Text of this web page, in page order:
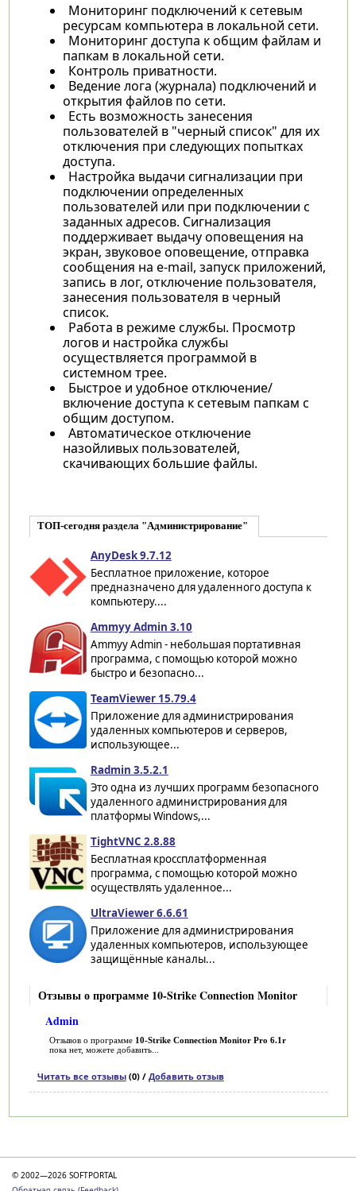
Мониторинг подключений к сетевым
ресурсам компьютера в локальной сети.
Мониторинг доступа к общим файлам и
папкам в локальной сети.
Контроль приватности.
Ведение лога (журнала) подключений и
открытия файлов по сети.
Есть возможность занесения
пользователей в "черный список" для их
отключения при следующих попытках
доступа.
Настройка выдачи сигнализации при
подключении определенных
пользователей или при подключении с
заданных адресов. Сигнализация
поддерживает выдачу оповещения на
экран, звуковое оповещение, отправка
сообщения на e-mail, запуск приложений,
запись в лог, отключение пользователя,
занесения пользователя в черный
список.
Работа в режиме службы. Просмотр
логов и настройка службы
осуществляется программой в
системном трее.
Быстрое и удобное отключение/
включение доступа к сетевым папкам с
общим доступом.
Автоматическое отключение
назойливых пользователей,
скачивающих большие файлы.
ТОП-сегодня раздела "Администрирование"
AnyDesk 9.7.12
Бесплатное приложение, которое
предназначено для удаленного доступа к
компьютеру....
Ammyy Admin 3.10
Ammyy Admin - небольшая портативная
программа, с помощью которой можно
быстро и безопасно...
TeamViewer 15.79.4
Приложение для администрирования
удаленных компьютеров и серверов,
использующее...
Radmin 3.5.2.1
Это одна из лучших программ безопасного
удаленного администрирования для
платформы Windows,...
TightVNC 2.8.88
Бесплатная кроссплатформенная
программа, с помощью которой можно
осуществлять удаленное...
UltraViewer 6.6.61
Приложение для администрирования
удаленных компьютеров, использующее
защищённые каналы...
Отзывы о программе 10-Strike Connection Monitor
Admin
Отзывов о программе 10-Strike Connection Monitor Pro 6.1r
пока нет, можете добавить...
Читать все отзывы(0) / Добавить отзыв
© 2002—2026 SOFTPORTAL